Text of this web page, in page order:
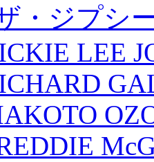
・ジプシ
LEE